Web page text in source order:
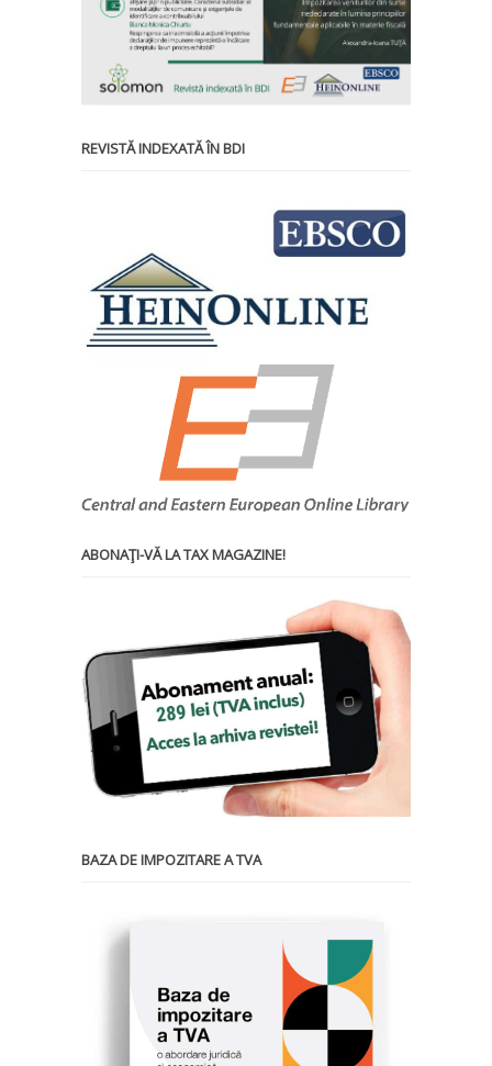
REVISTĂ INDEXATĂ ÎN BDI
ABONAŢI-VĂ LA TAX MAGAZINE!
BAZA DE IMPOZITARE A TVA